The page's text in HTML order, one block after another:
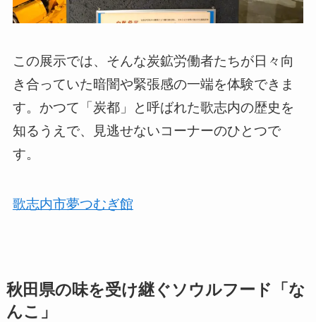
この展示では、そんな炭鉱労働者たちが日々向
き合っていた暗闇や緊張感の一端を体験できま
す。かつて「炭都」と呼ばれた歌志内の歴史を
知るうえで、見逃せないコーナーのひとつで
す。
歌志内市夢つむぎ館
秋田県の味を受け継ぐソウルフード「な
んこ」